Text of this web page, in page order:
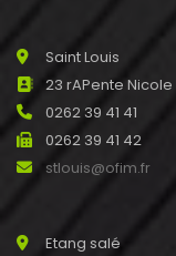
Saint Louis
23 rAPente Nicole
0262 39 41 41
0262 39 41 42
stlouis@ofim.fr
Etang salé